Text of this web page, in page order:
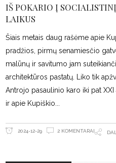
IŠ POKARIO Į
LAIKUS
Šiais metais daug rašėme apie
pradžios, pirmų senamiesčio
malūnų ir savitumo jam
architektūros pastatų. Liko tik
Antrojo pasaulinio karo iki pat
ir apie Kupiškio
2024-12-29 2 KOMENTARAI